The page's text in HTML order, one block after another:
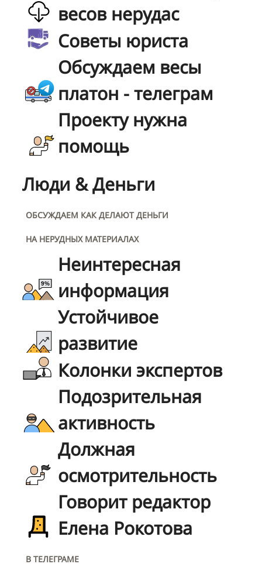
весов нерудас
Советы юриста
Обсуждаем весы
платон - телеграм
Проекту нужна
помощь
Люди & Деньги
ОБСУЖДАЕМ КАК ДЕЛАЮТ ДЕНЬГИ
НА НЕРУДНЫХ МАТЕРИАЛАХ
Неинтересная
информация
Устойчивое
развитие
Колонки экспертов
Подозрительная
активность
Должная
осмотрительность
Говорит редактор
Елена Рокотова
В ТЕЛЕГРАМЕ